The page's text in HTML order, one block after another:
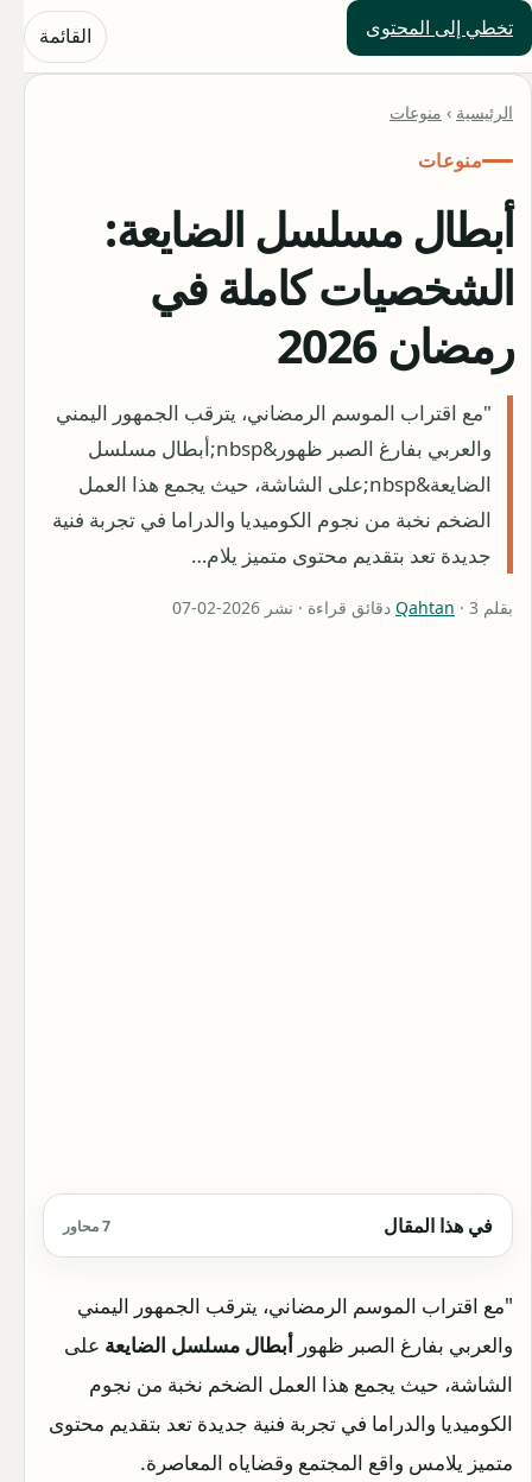
تخطي إلى المحتوى
حلول العالم القائمة
الرئيسية › منوعات
منوعات
أبطال مسلسل الضايعة:
الشخصيات كاملة في
رمضان 2026
"مع اقتراب الموسم الرمضاني، يترقب الجمهور اليمني
والعربي بفارغ الصبر ظهور&nbsp;أبطال مسلسل
الضايعة&nbsp;على الشاشة، حيث يجمع هذا العمل
الضخم نخبة من نجوم الكوميديا والدراما في تجربة فنية
جديدة تعد بتقديم محتوى متميز يلام…
بقلم Qahtan · 3 دقائق قراءة · نشر 2026-02-07
في هذا المقال 7 محاور
"مع اقتراب الموسم الرمضاني، يترقب الجمهور اليمني
والعربي بفارغ الصبر ظهور أبطال مسلسل الضايعة على
الشاشة، حيث يجمع هذا العمل الضخم نخبة من نجوم
الكوميديا والدراما في تجربة فنية جديدة تعد بتقديم محتوى
متميز يلامس واقع المجتمع وقضاياه المعاصرة.